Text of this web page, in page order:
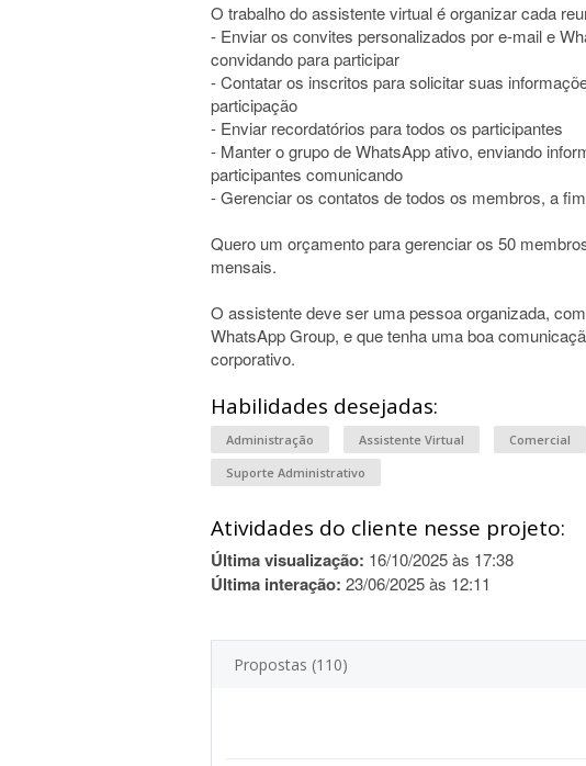
O trabalho do assistente virtual é organizar cada
- Enviar os convites personalizados por e-mail e
convidando para participar
- Contatar os inscritos para solicitar suas
participação
- Enviar recordatórios para todos os participantes
- Manter o grupo de WhatsApp ativo, enviando
participantes comunicando
- Gerenciar os contatos de todos os membros, a
Quero um orçamento para gerenciar os 50
mensais.
O assistente deve ser uma pessoa organizada,
WhatsApp Group, e que tenha uma boa
corporativo.
Habilidades desejadas:
Administração Assistente Virtual Comercial
Suporte Administrativo
Atividades do cliente nesse projeto:
Última visualização: 16/10/2025 às 17:38
Última interação: 23/06/2025 às 12:11
Propostas (110)